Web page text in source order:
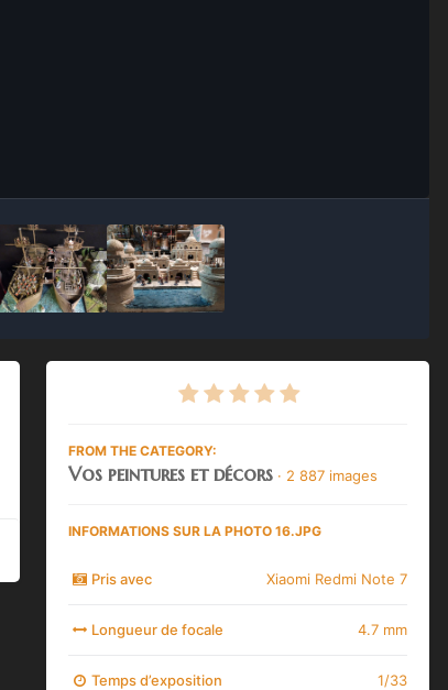
FROM THE CATEGORY:
Vos peintures et décors · 2 887 images
INFORMATIONS SUR LA PHOTO 16.JPG
Pris avec Xiaomi Redmi Note 7
Longueur de focale 4.7 mm
Temps d’exposition 1/33